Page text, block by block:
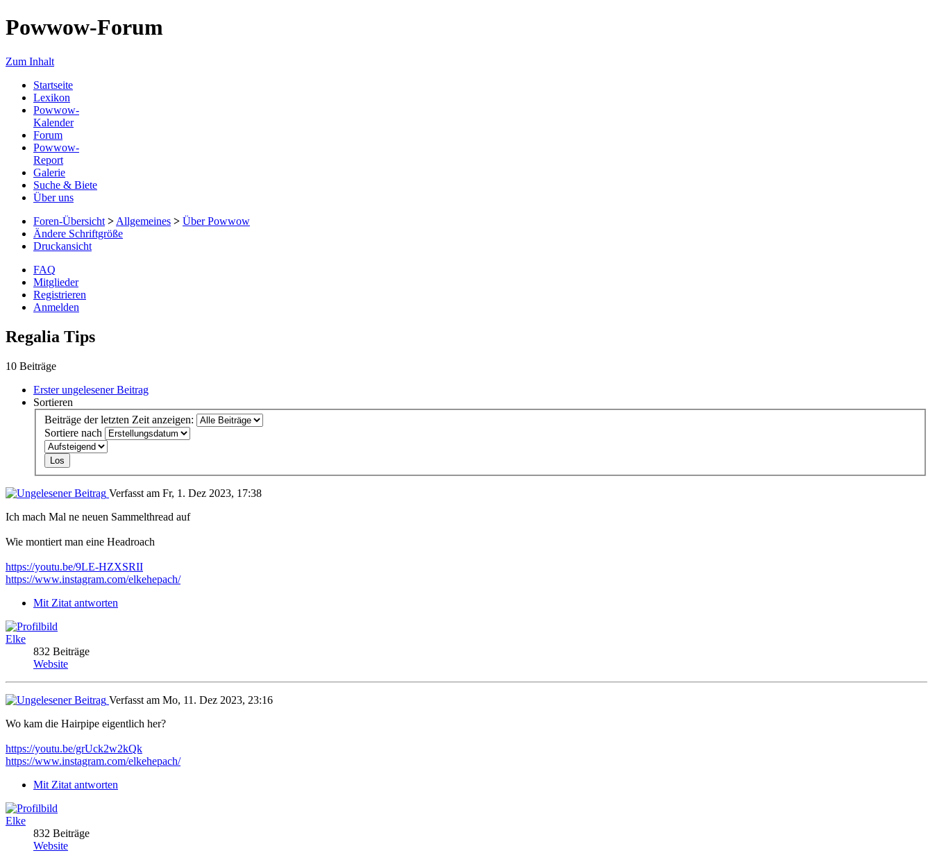
Powwow-Forum
Zum Inhalt
Startseite
Lexikon
Powwow-
Kalender
Forum
Powwow-
Report
Galerie
Suche & Biete
Über uns
Foren-Übersicht > Allgemeines > Über Powwow
Ändere Schriftgröße
Druckansicht
FAQ
Mitglieder
Registrieren
Anmelden
Regalia Tips
10 Beiträge
Erster ungelesener Beitrag
Sortieren
Beiträge der letzten Zeit anzeigen:
Sortiere nach
Verfasst am Fr, 1. Dez 2023, 17:38
Ich mach Mal ne neuen Sammelthread auf
Wie montiert man eine Headroach
https://youtu.be/9LE-HZXSRII
https://www.instagram.com/elkehepach/
Mit Zitat antworten
Elke
832 Beiträge
Website
Verfasst am Mo, 11. Dez 2023, 23:16
Wo kam die Hairpipe eigentlich her?
https://youtu.be/grUck2w2kQk
https://www.instagram.com/elkehepach/
Mit Zitat antworten
Elke
832 Beiträge
Website